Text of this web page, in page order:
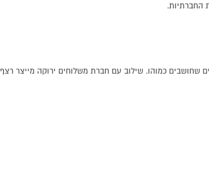
החברתיות.
שחושבים כמוהו. שילוב עם חברת משלוחים ירוקה מייצר רצף